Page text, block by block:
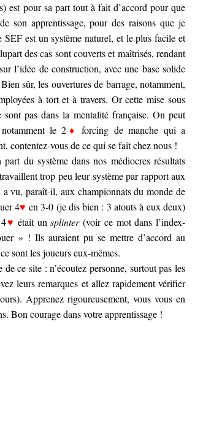
est pour sa part tout à fait d’accord pour que
son apprentissage, pour des raisons que je
est un système naturel, et le plus facile et
des cas sont couverts et maîtrisés, rendant
l’idée de construction, avec une base solide
sûr, les ouvertures de barrage, notamment,
à tort et à travers. Or cette mise sous
pas dans la mentalité française. On peut
le 2 ♦ forcing de manche qui a
contentez-vous de ce qui se fait chez nous !
du système dans nos médiocres résultats
trop peu leur système par rapport aux
vu, paraît-il, aux championnats du monde de
4♥ en 3-0 (je dis bien : 3 atouts à eux deux)
♥ était unsplinter(voir ce mot dans l’index-
» ! Ils auraient pu se mettre d’accord au
sont les joueurs eux-mêmes.
ce site : n’écoutez personne, surtout pas les
leurs remarques et allez rapidement vérifier
Apprenez rigoureusement, vous vous en
Bon courage dans votre apprentissage !